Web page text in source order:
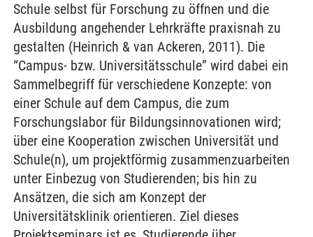
Schule selbst für Forschung zu öffnen und die
Ausbildung angehender Lehrkräfte praxisnah zu
gestalten (Heinrich & van Ackeren, 2011). Die
“Campus- bzw. Universitätsschule” wird dabei ein
Sammelbegriff für verschiedene Konzepte: von
einer Schule auf dem Campus, die zum
Forschungslabor für Bildungsinnovationen wird;
über eine Kooperation zwischen Universität und
Schule(n), um projektförmig zusammenzuarbeiten
unter Einbezug von Studierenden; bis hin zu
Ansätzen, die sich am Konzept der
Universitätsklinik orientieren. Ziel dieses